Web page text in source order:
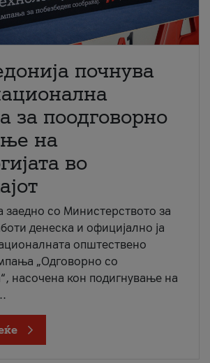
почнува
за поодговорно
на
во
заедно со Министерството за
денеска и официјално ја
општествено
„Одговорно со
насочена кон подигнување на